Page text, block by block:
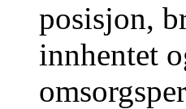
posisjon,
innhentet